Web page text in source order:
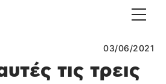
03/06/2021
τις τρεις